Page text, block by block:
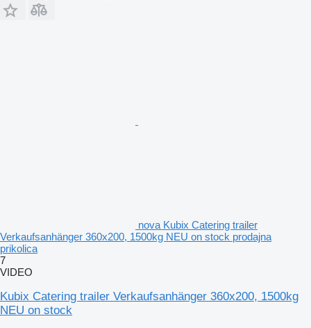
nova Kubix Catering trailer
Verkaufsanhänger 360x200, 1500kg NEU on stock prodajna
prikolica
7
VIDEO
Kubix Catering trailer Verkaufsanhänger 360x200, 1500kg
NEU on stock